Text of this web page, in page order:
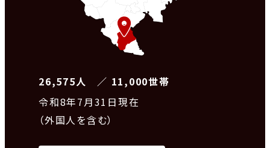
26,575人 ／ 11,000世帯
令和8年7月31日現在
（外国人を含む）